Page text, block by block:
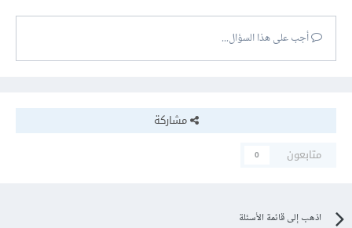
أجب على هذا السؤال...
مشاركة
متابعون
0
اذهب إلى قائمة الأسئلة